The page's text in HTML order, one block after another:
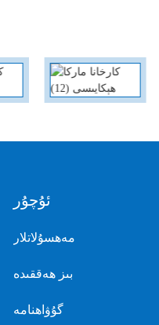
ئۇچۇر
مەھسۇلاتلار
بىز ھەققىدە
گۇۋاھنامە